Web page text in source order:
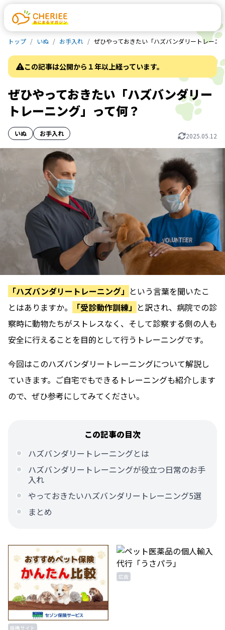
トップ いぬ お手入れ ぜひやっておきたい「ハズバンダリートレーニ
この記事は公開から１年以上経っています。
ぜひやっておきたい「ハズバンダリー
トレーニング」って何？
いぬ お手入れ 2025.05.12
「ハズバンダリートレーニング」 という言葉を聞いたこ
とはありますか。
「受診動作訓練」 と訳され、病院での診
察時に動物たちがストレスなく、そして診察する側の人も
安全に行えることを目的として行うトレーニングです。
今回はこのハズバンダリートレーニングについて解説し
ていきます。ご自宅でもできるトレーニングも紹介します
ので、ぜひ参考にしてみてください。
この記事の目次
ハズバンダリートレーニングとは
ハズバンダリートレーニングが役立つ日常のお手
入れ
やっておきたいハズバンダリートレーニング5選
まとめ
提携サイト
広告